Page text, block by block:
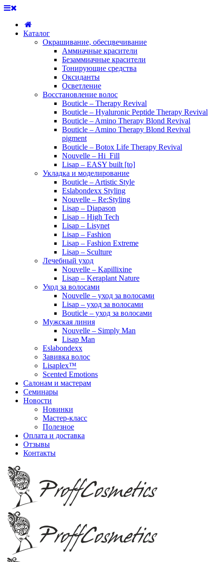
Каталог
Окрашивание, обесцвечивание
Аммиачные красители
Безаммиачные красители
Тонирующие средства
Оксиданты
Осветление
Восстановление волос
Bouticle – Therapy Revival
Bouticle – Hyaluronic Peptide Therapy Revival
Bouticle – Amino Therapy Blond Revival
Bouticle – Amino Therapy Blond Revival
pigment
Bouticle – Botox Life Therapy Revival
Nouvelle – Hi_Fill
Lisap – EASY built [to]
Укладка и моделирование
Bouticle – Artistic Style
Eslabondexx Styling
Nouvelle – Re:Styling
Lisap – Diapason
Lisap – High Tech
Lisap – Lisynet
Lisap – Fashion
Lisap – Fashion Extreme
Lisap – Sculture
Лечебный уход
Nouvelle – Kapillixine
Lisap – Keraplant Nature
Уход за волосами
Nouvelle – уход за волосами
Lisap – уход за волосами
Bouticle – уход за волосами
Мужская линия
Nouvelle – Simply Man
Lisap Man
Eslabondexx
Завивка волос
Lisaplex™
Scented Emotions
Салонам и мастерам
Семинары
Новости
Новинки
Мастер-класс
Полезное
Оплата и доставка
Отзывы
Контакты